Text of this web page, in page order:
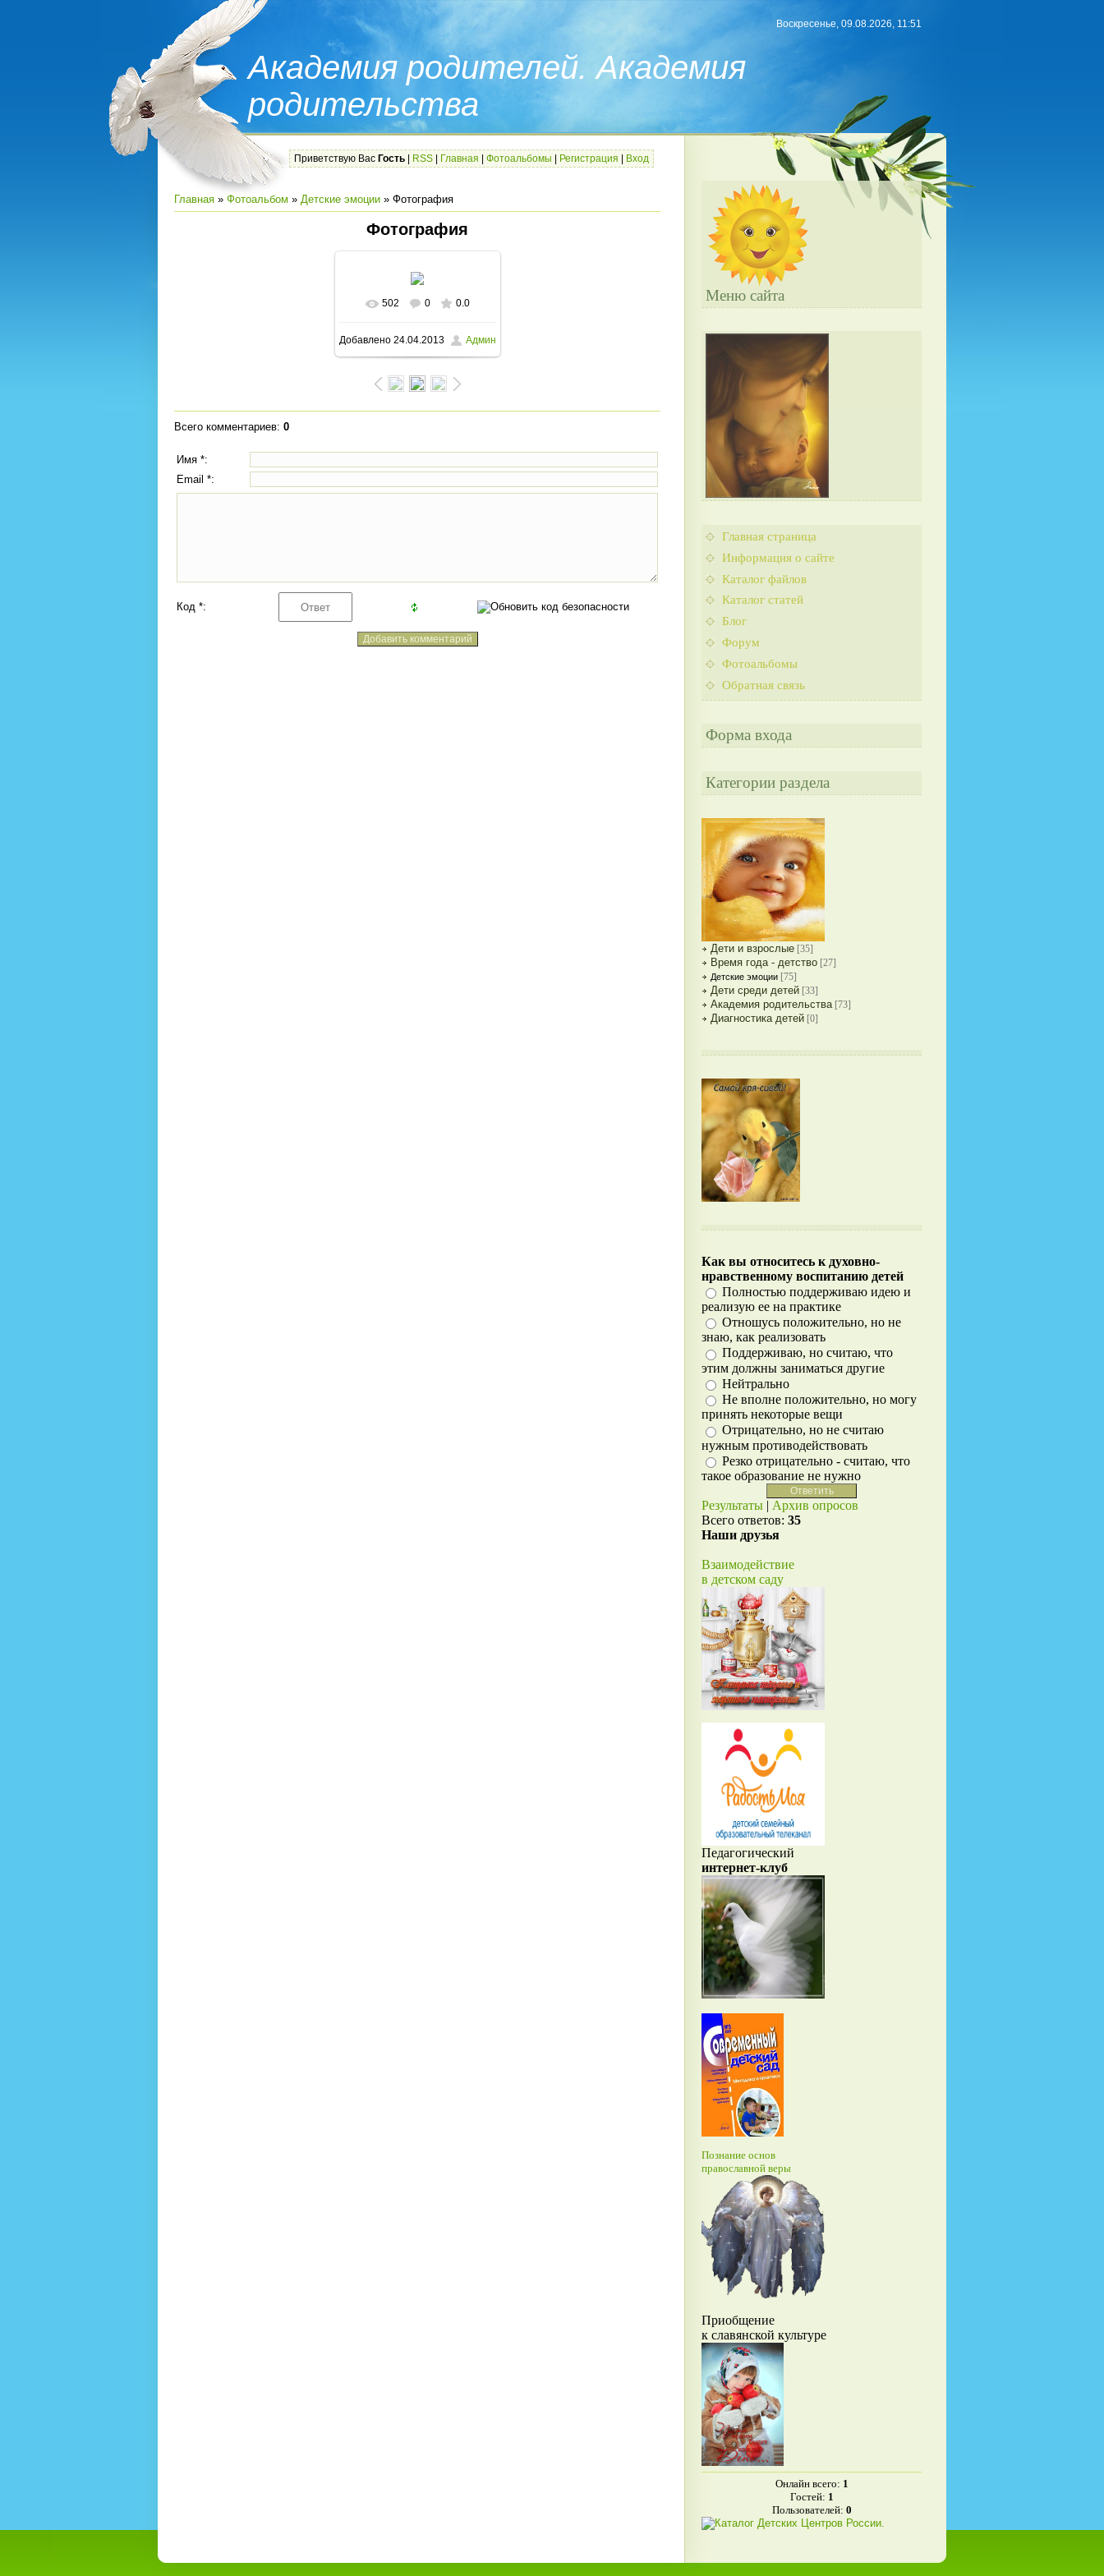
Академия родителей. Академия
родительства
Воскресенье, 09.08.2026, 11:51
Приветствую Вас Гость RSS Главная Фотоальбомы Регистрация Вход
Главная » Фотоальбом » Детские эмоции » Фотография
Фотография
В реальном размере
650x488/ 81.6Kb
502 0 0.0
Добавлено24.04.2013 Админ
Всего комментариев: 0
Имя *:
Email *:
Код *:
Меню сайта
Главная страница
Информация о сайте
Каталог файлов
Каталог статей
Блог
Форум
Фотоальбомы
Обратная связь
Форма входа
Категории раздела
Дети и взрослые [35]
Время года - детство [27]
Детские эмоции [75]
Дети среди детей [33]
Академия родительства [73]
Диагностика детей [0]
Как вы относитесь к духовно-
нравственному воспитанию детей
Полностью поддерживаю идею и
реализую ее на практике
Отношусь положительно, но не
знаю, как реализовать
Поддерживаю, но считаю, что
этим должны заниматься другие
Нейтрально
Не вполне положительно, но могу
принять некоторые вещи
Отрицательно, но не считаю
нужным противодействовать
Резко отрицательно - считаю, что
такое образование не нужно
Результаты | Архив опросов
Всего ответов: 35
Наши друзья
Взаимодействие
в детском саду
Педагогический
интернет-клуб
Познание основ
православной веры
Приобщение
к славянской культуре
Онлайн всего: 1
Гостей: 1
Пользователей: 0